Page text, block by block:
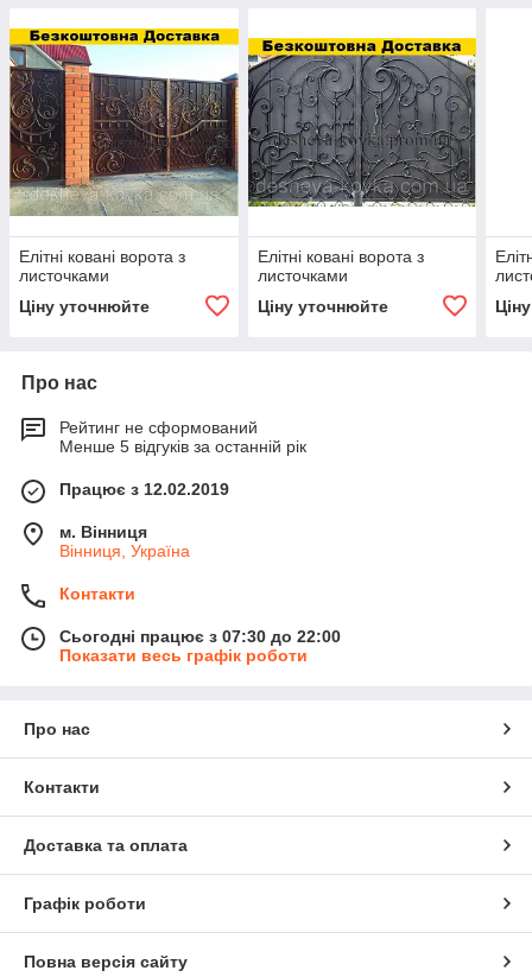
Елітні ковані ворота з
листочками
Ціну уточнюйте
Елітні ковані ворота з
листочками
Ціну уточнюйте
Про нас
Рейтинг не сформований
Менше 5 відгуків за останній рік
Працює з 12.02.2019
м. Вінниця
Вінниця, Україна
Контакти
Сьогодні працює з 07:30 до 22:00
Показати весь графік роботи
Про нас
Контакти
Доставка та оплата
Графік роботи
Повна версія сайту